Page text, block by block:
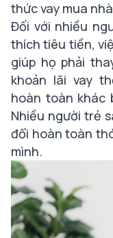
thức vay mua
Đối với nhiều
thích tiêu tiền,
giúp họ phải
khoản lãi vay
hoàn toàn khác
Nhiều người trẻ
đổi hoàn toàn
mình.